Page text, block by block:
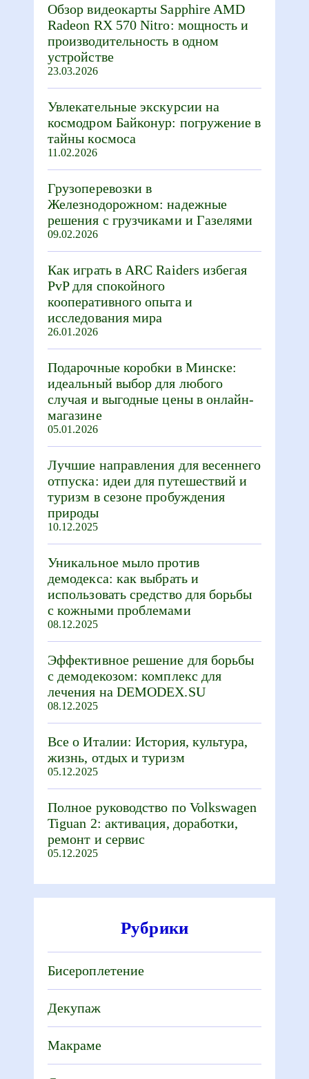
Обзор видеокарты Sapphire AMD
Radeon RX 570 Nitro: мощность и
производительность в одном
устройстве
23.03.2026
Увлекательные экскурсии на
космодром Байконур: погружение в
тайны космоса
11.02.2026
Грузоперевозки в
Железнодорожном: надежные
решения с грузчиками и Газелями
09.02.2026
Как играть в ARC Raiders избегая
PvP для спокойного
кооперативного опыта и
исследования мира
26.01.2026
Подарочные коробки в Минске:
идеальный выбор для любого
случая и выгодные цены в онлайн-
магазине
05.01.2026
Лучшие направления для весеннего
отпуска: идеи для путешествий и
туризм в сезоне пробуждения
природы
10.12.2025
Уникальное мыло против
демодекса: как выбрать и
использовать средство для борьбы
с кожными проблемами
08.12.2025
Эффективное решение для борьбы
с демодекозом: комплекс для
лечения на DEMODEX.SU
08.12.2025
Все о Италии: История, культура,
жизнь, отдых и туризм
05.12.2025
Полное руководство по Volkswagen
Tiguan 2: активация, доработки,
ремонт и сервис
05.12.2025
Рубрики
Бисероплетение
Декупаж
Макраме